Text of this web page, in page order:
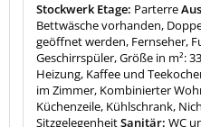
Stockwerk Etage: Parterre
Bettwäsche vorhanden,
geöffnet werden, Fernseher,
Geschirrspüler, Größe in m²:
Heizung, Kaffee und
im Zimmer, Kombinierter
Küchenzeile, Kühlschrank,
SitzgelegenheitSanitär: WC